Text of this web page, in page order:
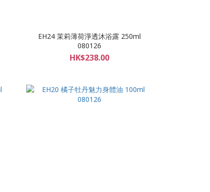
EH24 茉莉薄荷淨透沐浴露 250ml
080126
HK$238.00